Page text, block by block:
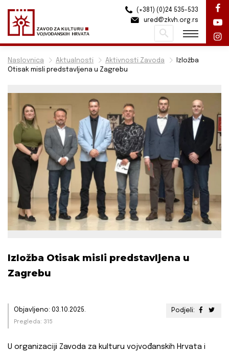
Naslovnica Aktualnosti Aktivnosti Zavoda
Izložba
Otisak misli predstavljena u Zagrebu
Izložba Otisak misli predstavljena u
Zagrebu
Podjeli:
Objavljeno: 03.10.2025.
Pregleda: 315
U organizaciji Zavoda za kulturu vojvođanskih Hrvata i
(+381) (0)24 535-533
ured@zkvh.org.rs
Pretraži